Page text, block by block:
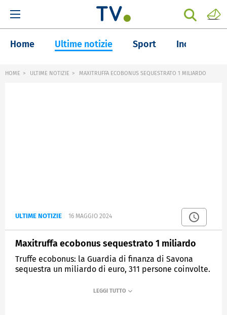
Home Ultime notizie Sport Inchieste
HOME ULTIME NOTIZIE MAXITRUFFA ECOBONUS SEQUESTRATO 1 MILIARDO
ULTIME NOTIZIE 16 MAGGIO 2024
Maxitruffa ecobonus sequestrato 1 miliardo
Truffe ecobonus: la Guardia di finanza di Savona
sequestra un miliardo di euro, 311 persone coinvolte.